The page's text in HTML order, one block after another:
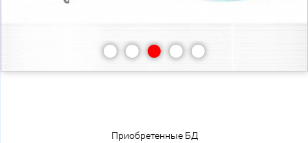
•••••
Приобретенные БД